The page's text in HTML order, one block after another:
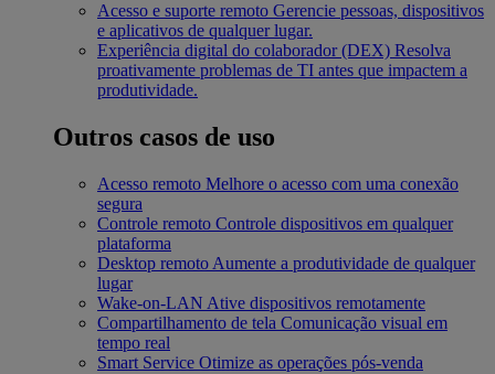
Acesso e suporte remoto Gerencie pessoas, dispositivos
e aplicativos de qualquer lugar.
Experiência digital do colaborador (DEX) Resolva
proativamente problemas de TI antes que impactem a
produtividade.
Outros casos de uso
Acesso remoto Melhore o acesso com uma conexão
segura
Controle remoto Controle dispositivos em qualquer
plataforma
Desktop remoto Aumente a produtividade de qualquer
lugar
Wake-on-LAN Ative dispositivos remotamente
Compartilhamento de tela Comunicação visual em
tempo real
Smart Service Otimize as operações pós-venda